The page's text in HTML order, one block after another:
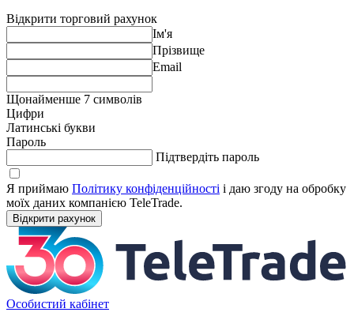
Відкрити торговий рахунок
Ім'я
Прізвище
Email
Щонайменше 7 cимволів
Цифри
Латинcькі букви
Пароль
Підтвердіть пароль
Я приймаю Політику конфіденційноcті і даю згоду на обробку
моїх даних компанією TeleTrade.
Відкрити рахунок
Оcобиcтий кабінет